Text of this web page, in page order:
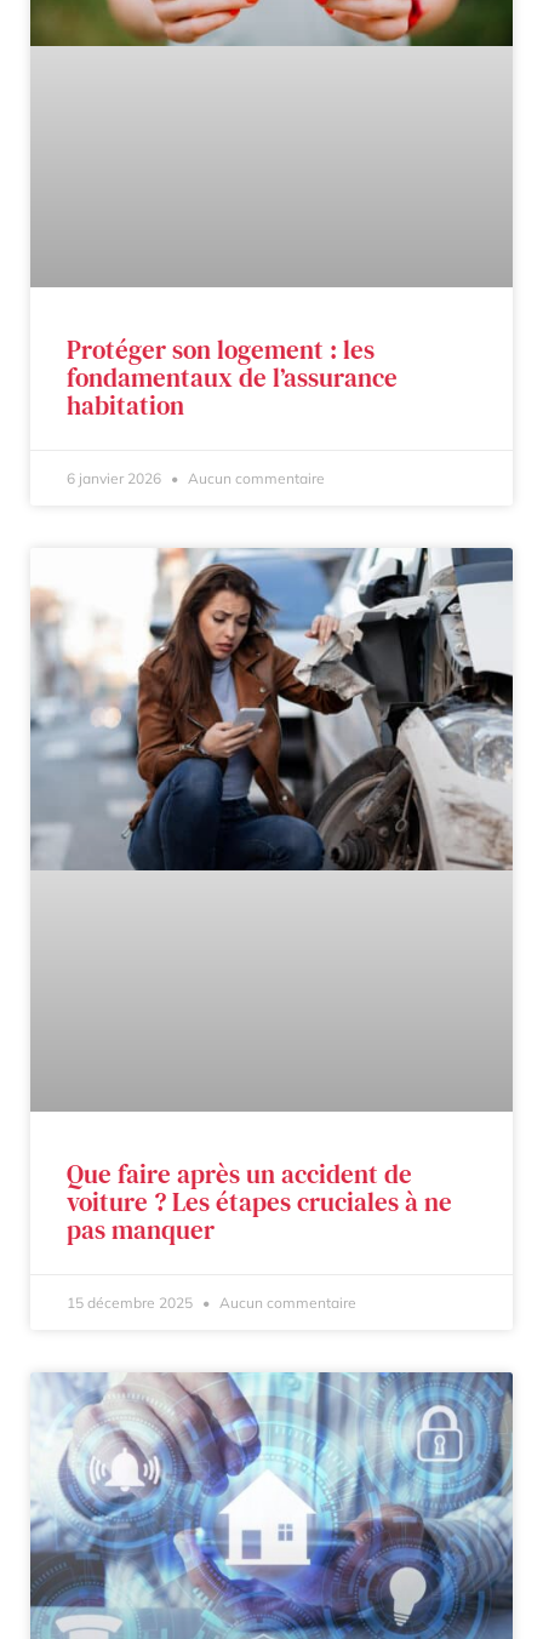
Protéger son logement : les
fondamentaux de l’assurance
habitation
6 janvier 2026 Aucun commentaire
Que faire après un accident de
voiture ? Les étapes cruciales à ne
pas manquer
15 décembre 2025 Aucun commentaire